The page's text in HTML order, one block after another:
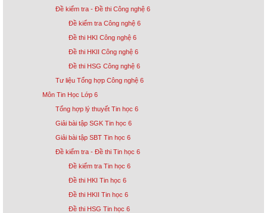
Đề kiểm tra - Đề thi Công nghệ 6
Đề kiểm tra Công nghệ 6
Đề thi HKI Công nghệ 6
Đề thi HKII Công nghệ 6
Đề thi HSG Công nghệ 6
Tư liệu Tổng hợp Công nghệ 6
Môn Tin Học Lớp 6
Tổng hợp lý thuyết Tin học 6
Giải bài tập SGK Tin học 6
Giải bài tập SBT Tin học 6
Đề kiểm tra - Đề thi Tin học 6
Đề kiểm tra Tin học 6
Đề thi HKI Tin học 6
Đề thi HKII Tin học 6
Đề thi HSG Tin học 6